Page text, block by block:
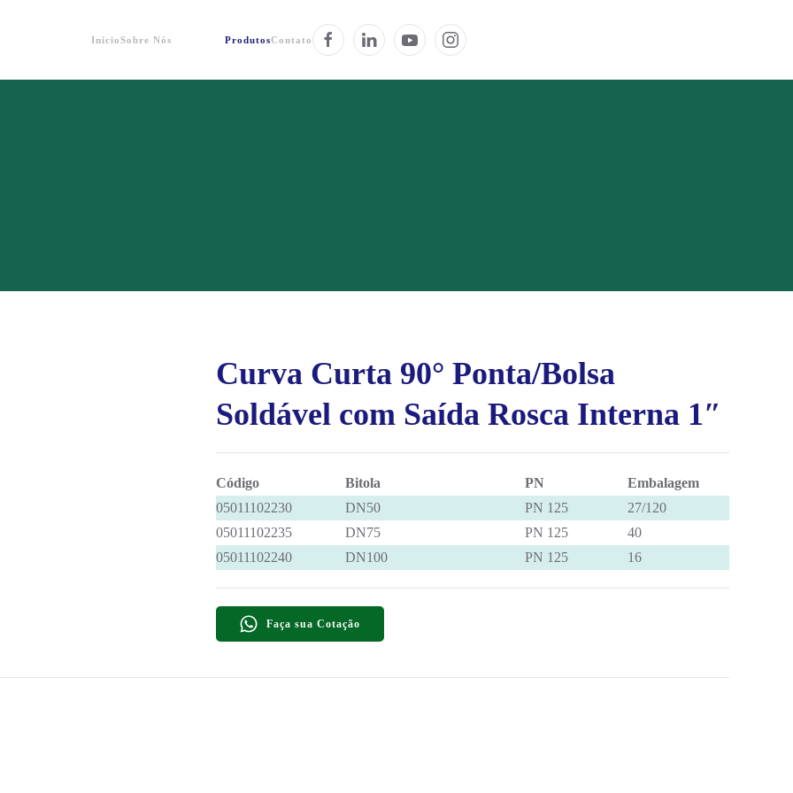
InícioSobre Nós ProdutosContato
Curva Curta 90° Ponta/Bolsa
Soldável com Saída Rosca Interna 1″
Código Bitola PN
Embalagem
05011102230
DN50 PN 125
27/120
05011102235
DN75 PN 125
40
05011102240
DN100 PN 125 16
Faça sua Cotação